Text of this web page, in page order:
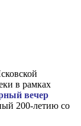
в рамках
вечер
200-летию со